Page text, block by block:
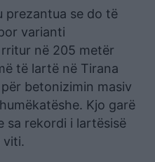
prezantua se do të
varianti
në 205 metër
të lartë në Tirana
betonizimin masiv
Kjo garë
sa rekordi i lartësisë
viti.